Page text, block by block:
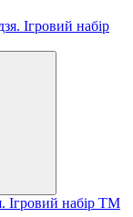
Ігровий набір TM